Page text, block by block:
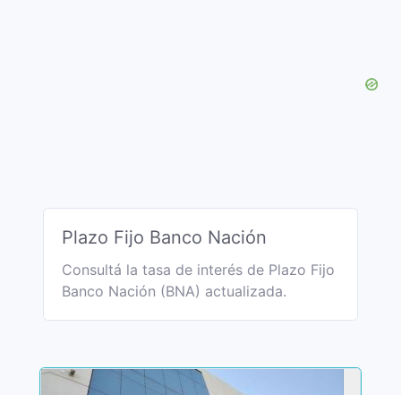
Plazo Fijo Banco Nación
Consultá la tasa de interés de Plazo Fijo
Banco Nación (BNA) actualizada.